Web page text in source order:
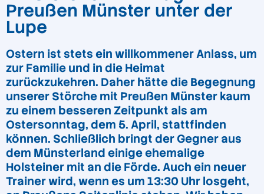
Preußen Münster unter der
Lupe
Ostern ist stets ein willkommener Anlass, um
zur Familie und in die Heimat
zurückzukehren. Daher hätte die Begegnung
unserer Störche mit Preußen Münster kaum
zu einem besseren Zeitpunkt als am
Ostersonntag, dem 5. April, stattfinden
können. Schließlich bringt der Gegner aus
dem Münsterland einige ehemalige
Holsteiner mit an die Förde. Auch ein neuer
Trainer wird, wenn es um 13:30 Uhr losgeht,